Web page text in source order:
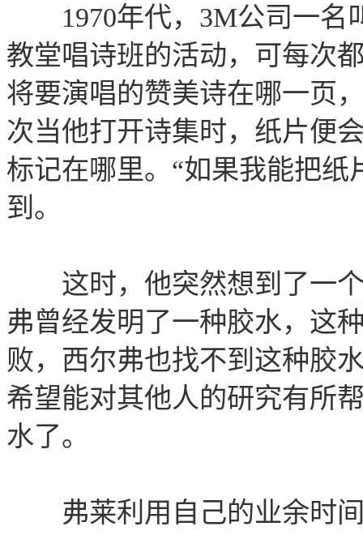
1970年代，3M公司一名
教堂唱诗班的活动，可每次
将要演唱的赞美诗在哪一页
次当他打开诗集时，纸片便
标记在哪里。“如果我能把
到。
这时，他突然想到了一个
弗曾经发明了一种胶水，这
败，西尔弗也找不到这种胶
希望能对其他人的研究有所
水了。
弗莱利用自己的业余时间